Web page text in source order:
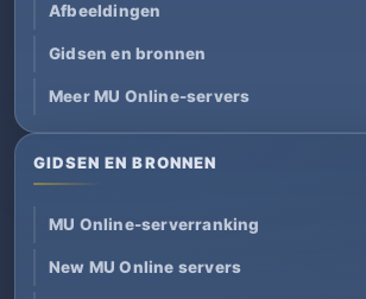
Afbeeldingen
Gidsen en bronnen
Meer MU Online-servers
GIDSEN EN BRONNEN
MU Online-serverranking
New MU Online servers